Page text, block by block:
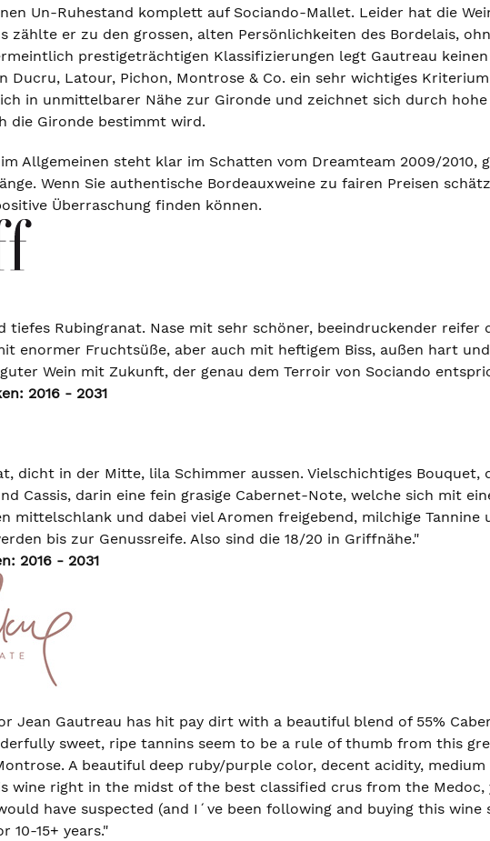
Un-Ruhestand komplett auf Sociando-Mallet. Leider hat die
zählte er zu den grossen, alten Persönlichkeiten des Bordelais,
prestigeträchtigen Klassifizierungen legt Gautreau
Ducru, Latour, Pichon, Montrose & Co. ein sehr wichtiges
in unmittelbarer Nähe zur Gironde und zeichnet sich durch
die Gironde bestimmt wird.
im Allgemeinen steht klar im Schatten vom Dreamteam 2009/2010,
Wenn Sie authentische Bordeauxweine zu fairen Preisen
Überraschung finden können.
tiefes Rubingranat. Nase mit sehr schöner, beeindruckender reifer
enormer Fruchtsüße, aber auch mit heftigem Biss, außen hart
Wein mit Zukunft, der genau dem Terroir von Sociando
2016 - 2031
dicht in der Mitte, lila Schimmer aussen. Vielschichtiges Bouquet,
Cassis, darin eine fein grasige Cabernet-Note, welche sich mit
mittelschlank und dabei viel Aromen freigebend, milchige
bis zur Genussreife. Also sind die 18/20 in Griffnähe."
2016 - 2031
Jean Gautreau has hit pay dirt with a beautiful blend of 55%
sweet, ripe tannins seem to be a rule of thumb from this
A beautiful deep ruby/purple color, decent acidity,
wine right in the midst of the best classified crus from the Medoc,
have suspected (and I´ve been following and buying this wine
10-15+ years."